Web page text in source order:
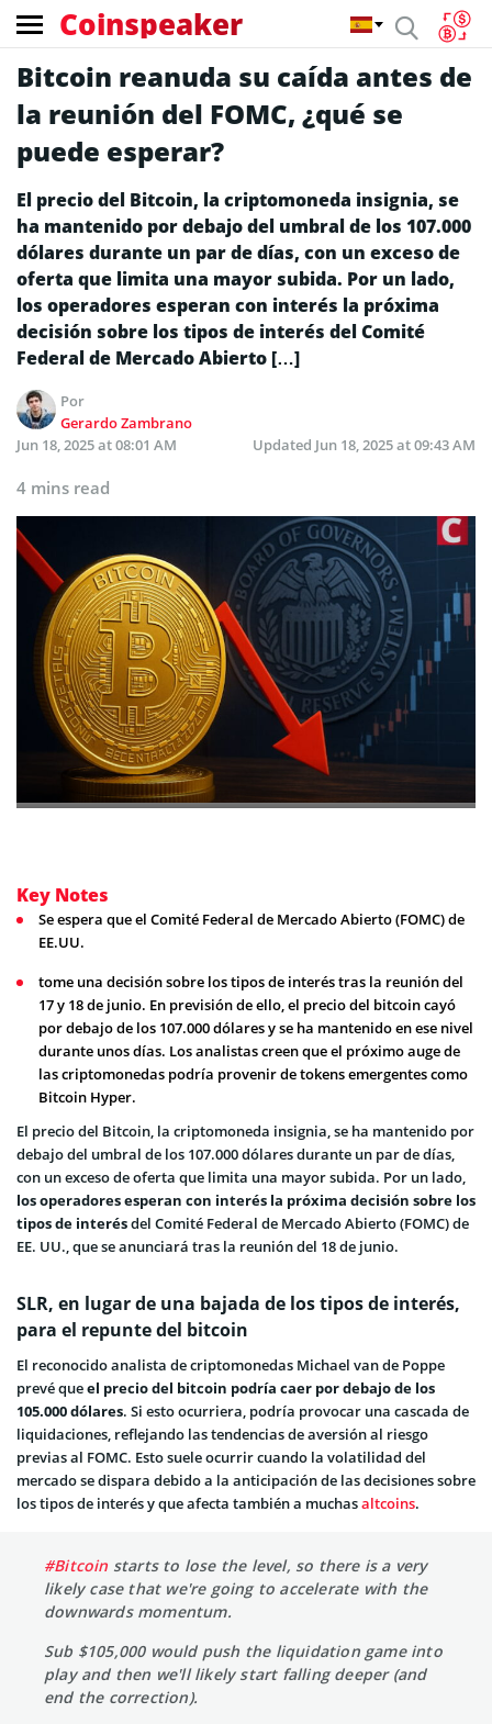
Coinspeaker
Bitcoin reanuda su caída antes de
la reunión del FOMC, ¿qué se
puede esperar?
El precio del Bitcoin, la criptomoneda insignia, se
ha mantenido por debajo del umbral de los 107.000
dólares durante un par de días, con un exceso de
oferta que limita una mayor subida. Por un lado,
los operadores esperan con interés la próxima
decisión sobre los tipos de interés del Comité
Federal de Mercado Abierto […]
Por
Gerardo Zambrano
Jun 18, 2025 at 08:01 AM
Updated Jun 18, 2025 at 09:43 AM
4 mins read
Key Notes
Se espera que el Comité Federal de Mercado Abierto (FOMC) de
EE.UU.
tome una decisión sobre los tipos de interés tras la reunión del
17 y 18 de junio. En previsión de ello, el precio del bitcoin cayó
por debajo de los 107.000 dólares y se ha mantenido en ese nivel
durante unos días. Los analistas creen que el próximo auge de
las criptomonedas podría provenir de tokens emergentes como
Bitcoin Hyper.
El precio del Bitcoin, la criptomoneda insignia, se ha mantenido por
debajo del umbral de los 107.000 dólares durante un par de días,
con un exceso de oferta que limita una mayor subida. Por un lado,
los operadores esperan con interés la próxima decisión sobre los
tipos de interésdel Comité Federal de Mercado Abierto (FOMC) de
EE. UU., que se anunciará tras la reunión del 18 de junio.
SLR, en lugar de una bajada de los tipos de interés,
para el repunte del bitcoin
El reconocido analista de criptomonedas Michael van de Poppe
prevé queel precio del bitcoin podría caer por debajo de los
105.000 dólares. Si esto ocurriera, podría provocar una cascada de
liquidaciones, reflejando las tendencias de aversión al riesgo
previas al FOMC. Esto suele ocurrir cuando la volatilidad del
mercado se dispara debido a la anticipación de las decisiones sobre
los tipos de interés y que afecta también a muchasaltcoins.
#Bitcoin starts to lose the level, so there is a very
likely case that we're going to accelerate with the
downwards momentum.
Sub $105,000 would push the liquidation game into
play and then we'll likely start falling deeper (and
end the correction).